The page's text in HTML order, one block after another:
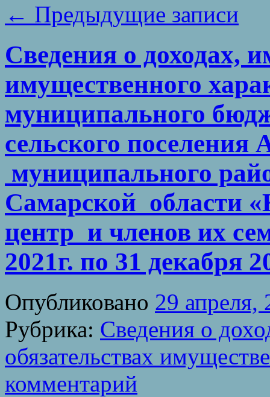
← Предыдущие записи
Сведения о доходах,
имущественного
муниципального
сельского поселения
муниципального
Самарской области
центр и членов их
2021г. по 31 декабря
Опубликовано 29 апреля,
Рубрика: Сведения о
обязательствах
комментарий